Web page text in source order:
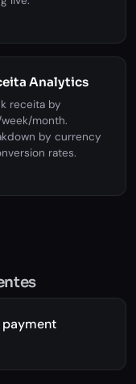
Analytics
receita by
month.
by currency
rates.